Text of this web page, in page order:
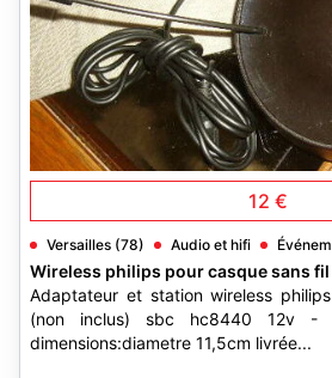
12 €
Versailles (78) Audio et hifi
Wireless philips pour casque sans
Adaptateur et station wireless
(non inclus) sbc hc8440 12v -
dimensions:diametre 11,5cm livrée...